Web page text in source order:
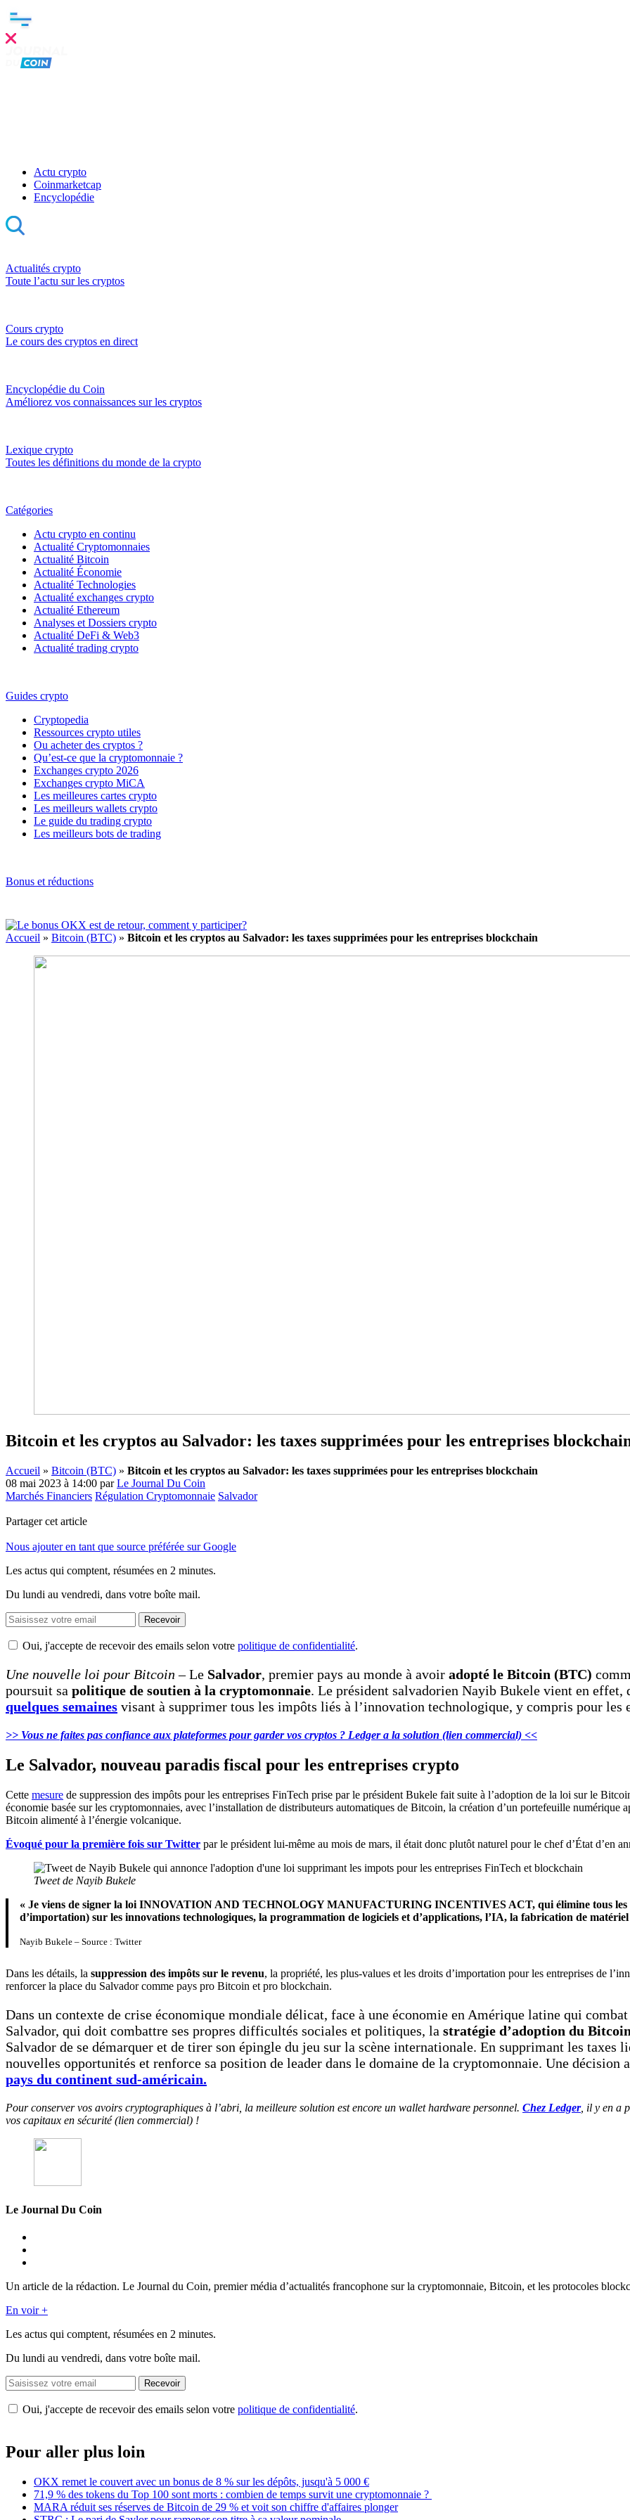
Actu crypto
Coinmarketcap
Encyclopédie
Actualités crypto
Toute l’actu sur les cryptos
Cours crypto
Le cours des cryptos en direct
Encyclopédie du Coin
Améliorez vos connaissances sur les cryptos
Lexique crypto
Toutes les définitions du monde de la crypto
Catégories
Actu crypto en continu
Actualité Cryptomonnaies
Actualité Bitcoin
Actualité Économie
Actualité Technologies
Actualité exchanges crypto
Actualité Ethereum
Analyses et Dossiers crypto
Actualité DeFi & Web3
Actualité trading crypto
Guides crypto
Cryptopedia
Ressources crypto utiles
Ou acheter des cryptos ?
Qu’est-ce que la cryptomonnaie ?
Exchanges crypto 2026
Exchanges crypto MiCA
Les meilleures cartes crypto
Les meilleurs wallets crypto
Le guide du trading crypto
Les meilleurs bots de trading
Bonus et réductions
Accueil » Bitcoin (BTC) » Bitcoin et les cryptos au Salvador: les taxes supprimées pour les entreprises blockchain
Bitcoin et les cryptos au Salvador: les taxes supprimées pour les entreprises
Accueil » Bitcoin (BTC) » Bitcoin et les cryptos au Salvador: les taxes supprimées pour les entreprises blockchain
08 mai 2023 à 14:00 parLe Journal Du Coin
Marchés Financiers Régulation Cryptomonnaie Salvador
Partager cet article
Nous ajouter en tant que source préférée sur Google
Les actus qui comptent, résumées en 2 minutes.
Du lundi au vendredi, dans votre boîte mail.
Recevoir
Oui, j'accepte de recevoir des emails selon votre politique de confidentialité.
Une nouvelle loi pour Bitcoin – Le Salvador, premier pays au monde à avoir adopté le Bitcoin (BTC)
poursuit sa politique de soutien à la cryptomonnaie. Le président salvadorien Nayib Bukele vient en effet,
quelques semaines visant à supprimer tous les impôts liés à l’innovation technologique, y compris pour les
>> Vous ne faites pas confiance aux plateformes pour garder vos cryptos ? Ledger a la solution (lien commercial) <<
Le Salvador, nouveau paradis fiscal pour les entreprises crypto
Cette mesure de suppression des impôts pour les entreprises FinTech prise par le président Bukele fait suite à l’adoption de la loi sur le
économie basée sur les cryptomonnaies, avec l’installation de distributeurs automatiques de Bitcoin, la création d’un portefeuille numérique
Bitcoin alimenté à l’énergie volcanique.
Évoqué pour la première fois sur Twitter par le président lui-même au mois de mars, il était donc plutôt naturel pour le chef d’État d’en
Tweet de Nayib Bukele
« Je viens de signer la loi INNOVATION AND TECHNOLOGY MANUFACTURING INCENTIVES ACT, qui élimine tous les
d’importation) sur les innovations technologiques, la programmation de logiciels et d’applications, l’IA, la fabrication de
Nayib Bukele – Source : Twitter
Dans les détails, la suppression des impôts sur le revenu, la propriété, les plus-values et les droits d’importation pour les entreprises de
renforcer la place du Salvador comme pays pro Bitcoin et pro blockchain.
Dans un contexte de crise économique mondiale délicat, face à une économie en Amérique latine qui
Salvador, qui doit combattre ses propres difficultés sociales et politiques, la stratégie d’adoption du
Salvador de se démarquer et de tirer son épingle du jeu sur la scène internationale. En supprimant les taxes
nouvelles opportunités et renforce sa position de leader dans le domaine de la cryptomonnaie. Une décision
pays du continent sud-américain.
Pour conserver vos avoirs cryptographiques à l’abri, la meilleure solution est encore un wallet hardware personnel. Chez Ledger, il y en a
vos capitaux en sécurité (lien commercial) !
Le Journal Du Coin
Un article de la rédaction. Le Journal du Coin, premier média d’actualités francophone sur la cryptomonnaie, Bitcoin, et les protocoles
En voir +
Les actus qui comptent, résumées en 2 minutes.
Du lundi au vendredi, dans votre boîte mail.
Recevoir
Oui, j'accepte de recevoir des emails selon votre politique de confidentialité.
Pour aller plus loin
OKX remet le couvert avec un bonus de 8 % sur les dépôts, jusqu'à 5 000 €
71,9 % des tokens du Top 100 sont morts : combien de temps survit une cryptomonnaie ?
MARA réduit ses réserves de Bitcoin de 29 % et voit son chiffre d'affaires plonger